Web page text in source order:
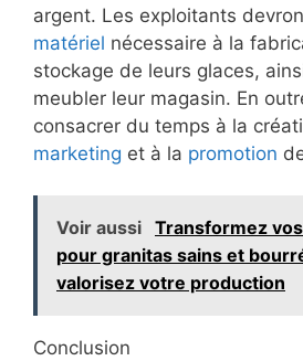
argent. Les exploitants
matériel nécessaire à la
stockage de leurs glaces,
meubler leur magasin. En
consacrer du temps à la
marketing et à la promotion
Voir aussi Transformez
pour granitas sains et
valorisez votre production
Conclusion